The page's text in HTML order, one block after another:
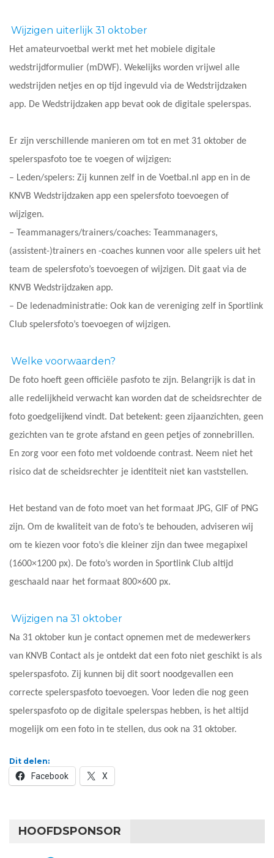
Wijzigen uiterlijk 31 oktober
Het amateurvoetbal werkt met het mobiele digitale
wedstrijdformulier (mDWF). Wekelijks worden vrijwel alle
wedstrijden netjes en op tijd ingevuld via de Wedstrijdzaken
app. De Wedstrijdzaken app bevat ook de digitale spelerspas.
Er zijn verschillende manieren om tot en met 31 oktober de
spelerspasfoto toe te voegen of wijzigen:
– Leden/spelers: Zij kunnen zelf in de Voetbal.nl app en in de
KNVB Wedstrijdzaken app een spelersfoto toevoegen of
wijzigen.
– Teammanagers/trainers/coaches: Teammanagers,
(assistent-)trainers en -coaches kunnen voor alle spelers uit het
team de spelersfoto’s toevoegen of wijzigen. Dit gaat via de
KNVB Wedstrijdzaken app.
– De ledenadministratie: Ook kan de vereniging zelf in Sportlink
Club spelersfoto’s toevoegen of wijzigen.
Welke voorwaarden?
De foto hoeft geen officiële pasfoto te zijn. Belangrijk is dat in
alle redelijkheid verwacht kan worden dat de scheidsrechter de
foto goedgelijkend vindt. Dat betekent: geen zijaanzichten, geen
gezichten van te grote afstand en geen petjes of zonnebrillen.
En zorg voor een foto met voldoende contrast. Neem niet het
risico dat de scheidsrechter je identiteit niet kan vaststellen.
Het bestand van de foto moet van het formaat JPG, GIF of PNG
zijn. Om de kwaliteit van de foto’s te behouden, adviseren wij
om te kiezen voor foto’s die kleiner zijn dan twee megapixel
(1600×1200 px). De foto’s worden in Sportlink Club altijd
geschaald naar het formaat 800×600 px.
Wijzigen na 31 oktober
Na 31 oktober kun je contact opnemen met de medewerkers
van KNVB Contact als je ontdekt dat een foto niet geschikt is als
spelerspasfoto. Zij kunnen bij dit soort noodgevallen een
correcte spelerspasfoto toevoegen. Voor leden die nog geen
spelerspasfoto op de digitale spelerspas hebben, is het altijd
mogelijk om een foto in te stellen, dus ook na 31 oktober.
Dit delen:
Facebook X
HOOFDSPONSOR